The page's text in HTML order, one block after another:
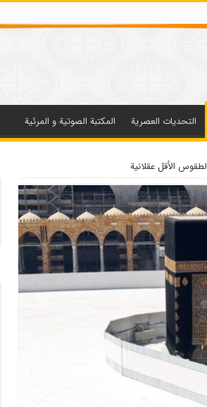
التحديات العصرية المكتبة الصوتية و المرئية
الأقل عقلانية